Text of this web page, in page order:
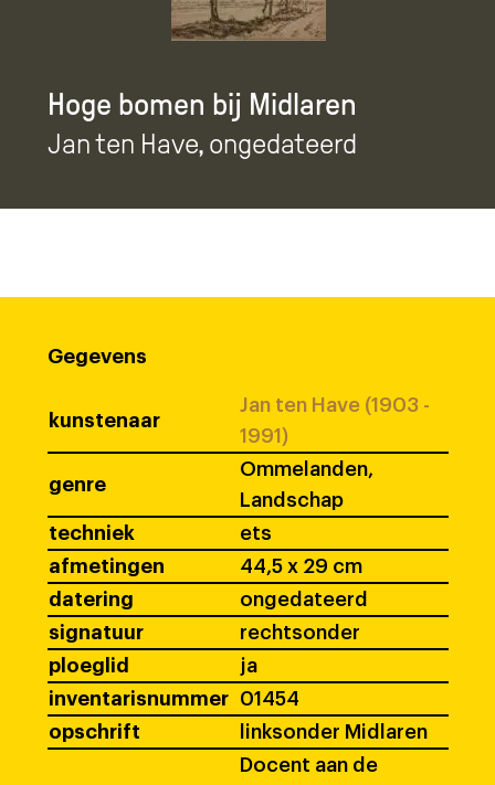
Hoge bomen bij Midlaren
Jan ten Have, ongedateerd
Gegevens
kunstenaar
Jan ten Have (1903 -
1991)
genre
Ommelanden,
Landschap
techniek
ets
afmetingen
44,5 x 29 cm
datering
ongedateerd
signatuur
rechtsonder
ploeglid
ja
inventarisnummer
01454
opschrift
linksonder Midlaren
Docent aan de